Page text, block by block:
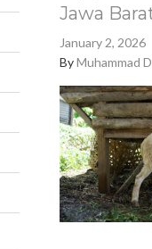
Jawa
January 2, 2026
ByMuhammad